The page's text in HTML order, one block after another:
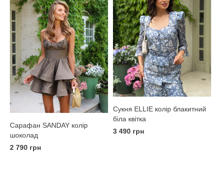
Сарафан SANDAY колір
шоколад
2 790 грн
Сукня ELLIE колір блакитний
біла квітка
3 490 грн